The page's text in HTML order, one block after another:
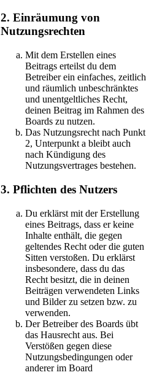
2. Einräumung von
Nutzungsrechten
Mit dem Erstellen eines
Beitrags erteilst du dem
Betreiber ein einfaches, zeitlich
und räumlich unbeschränktes
und unentgeltliches Recht,
deinen Beitrag im Rahmen des
Boards zu nutzen.
Das Nutzungsrecht nach Punkt
2, Unterpunkt a bleibt auch
nach Kündigung des
Nutzungsvertrages bestehen.
3. Pflichten des Nutzers
Du erklärst mit der Erstellung
eines Beitrags, dass er keine
Inhalte enthält, die gegen
geltendes Recht oder die guten
Sitten verstoßen. Du erklärst
insbesondere, dass du das
Recht besitzt, die in deinen
Beiträgen verwendeten Links
und Bilder zu setzen bzw. zu
verwenden.
Der Betreiber des Boards übt
das Hausrecht aus. Bei
Verstößen gegen diese
Nutzungsbedingungen oder
anderer im Board